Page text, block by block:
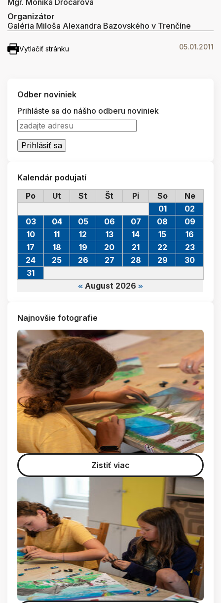
Organizátor
Galéria Miloša Alexandra Bazovského v Trenčíne
Vytlačiť stránku 05.01.2011
Odber noviniek
Prihláste sa do nášho odberu noviniek
Kalendár podujatí
Po
Ut St Št Pi So Ne
August 2026
01
02
03
04 05 06 07 08
09
10
11 12 13 14 15
16
17
18 19 20 21 22
23
24
25 26 27 28 29
30
31
Najnovšie fotografie
Zistiť viac